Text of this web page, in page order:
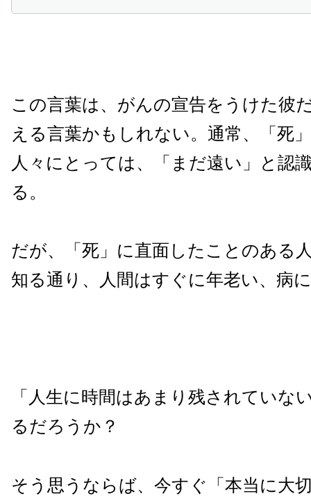
この言葉は、がんの宣告をうけた彼
える言葉かもしれない。通常、「死
人々にとっては、「まだ遠い」と認
る。
だが、「死」に直面したことのある
知る通り、人間はすぐに年老い、病
「人生に時間はあまり残されていな
るだろうか？
そう思うならば、今すぐ「本当に大